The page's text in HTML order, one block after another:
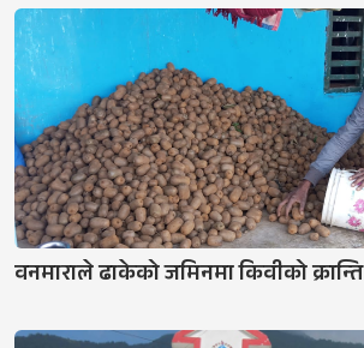
वनमाराले ढाकेको जमिनमा किवीको क्रान्ति